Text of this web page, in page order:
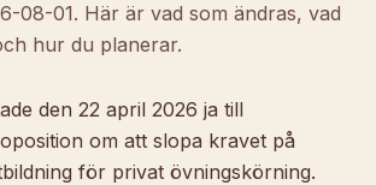
08-01. Här är vad som ändras, vad
hur du planerar.
den 22 april 2026 ja till
om att slopa kravet på
för privat övningskörning.